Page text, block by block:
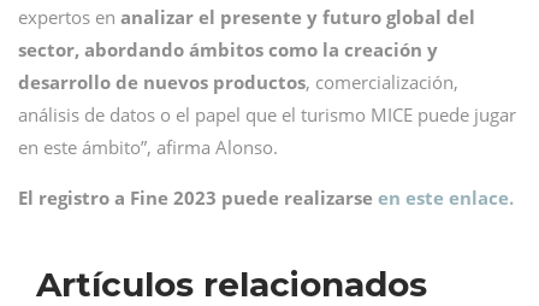
expertos en analizar el presente y futuro global del
sector, abordando ámbitos como la creación y
desarrollo de nuevos productos, comercialización,
análisis de datos o el papel que el turismo MICE puede jugar
en este ámbito”, afirma Alonso.
El registro a Fine 2023 puede realizarse en este enlace.
Artículos relacionados